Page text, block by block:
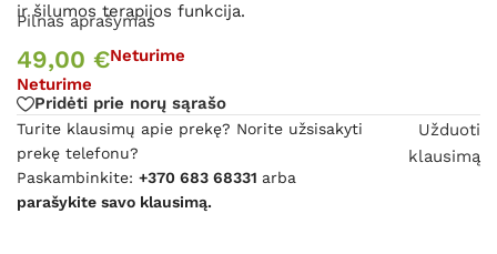
ir šilumos terapijos funkcija.
Pilnas aprašymas
49,00 €Neturime
Neturime
Pridėti prie norų sąrašo
Turite klausimų apie prekę? Norite užsisakyti
prekę telefonu?
Paskambinkite: +370 683 68331 arba
parašykite savo klausimą.
Užduoti
klausimą